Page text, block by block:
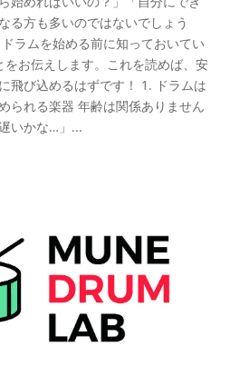
る方も多いのではないでしょう
ラムを始める前に知っておいてい
をお伝えします。これを読めば、安
飛び込めるはずです！ 1. ドラムは
られる楽器 年齢は関係ありません
いかな…」...